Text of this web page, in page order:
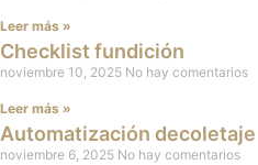
Leer más »
Checklist fundición
noviembre 10, 2025 No hay comentarios
Leer más »
Automatización decoletaje
noviembre 6, 2025 No hay comentarios